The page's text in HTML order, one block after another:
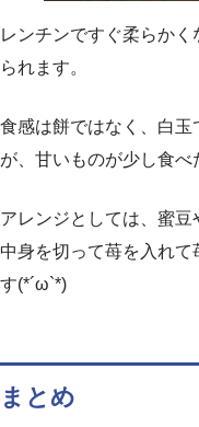
レンチンですぐ柔らか
られます。
食感は餅ではなく、白
が、甘いものが少し食べ
アレンジとしては、蜜
中身を切って苺を入れ
す(*´ω`*)
まとめ